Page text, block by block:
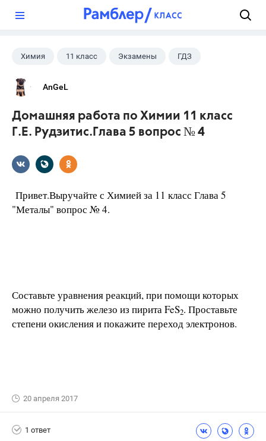
Химия 11 класс Экзамены ГДЗ
AnGeL
Домашняя работа по Химии 11 класс
Г.Е. Рудзитис.Глава 5 вопрос № 4
Привет.Выручайте с Химией за 11 класс Глава 5
"Металы" вопрос № 4.
Составьте уравнения реакций, при помощи которых
можно получить железо из пирита FeS2. Проставьте
степени окисления и покажите переход электронов.
20 апреля 2017
1 ответ